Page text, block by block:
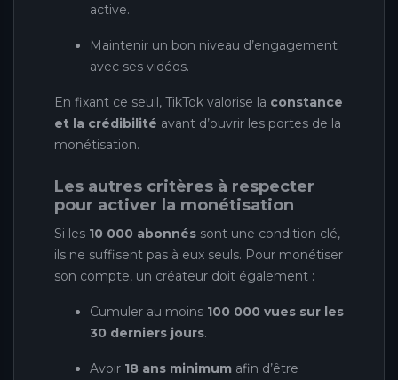
active.
Maintenir un bon niveau d’engagement
avec ses vidéos.
En fixant ce seuil, TikTok valorise la constance
et la crédibilité avant d’ouvrir les portes de la
monétisation.
Les autres critères à respecter
pour activer la monétisation
Si les 10 000 abonnés sont une condition clé,
ils ne suffisent pas à eux seuls. Pour monétiser
son compte, un créateur doit également :
Cumuler au moins 100 000 vues sur les
30 derniers jours.
Avoir 18 ans minimum afin d’être